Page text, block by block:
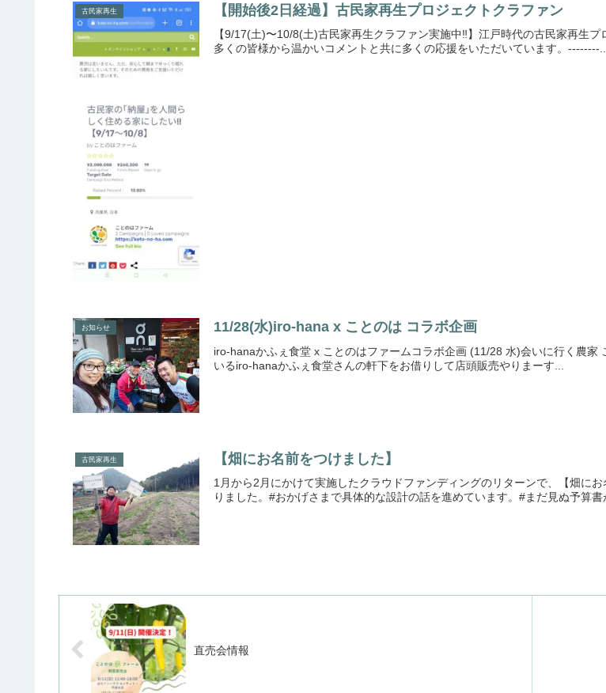
古民家再生 【開始後2日経過】古民家再生プロジェクトクラファン
【9/17(土)〜10/8(土)古民家再生クラファン実施中‼️】江戸時代の古民家再生
多くの皆様から温かいコメントと共に多くの応援をいただいています。--------...
お知らせ 11/28(水)iro-hana x ことのは コラボ企画
iro-hanaかふぇ食堂 x ことのはファームコラボ企画 (11/28 水)会いに行く農
いるiro-hanaかふぇ食堂さんの軒下をお借りして店頭販売やりまーす...
古民家再生 【畑にお名前をつけました】
1月から2月にかけて実施したクラウドファンディングのリターンで、【畑に
りました。#おかげさまで具体的な設計の話を進めています。#まだ見ぬ予算書
直売会情報